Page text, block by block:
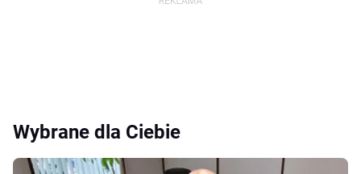
Wybrane dla Ciebie